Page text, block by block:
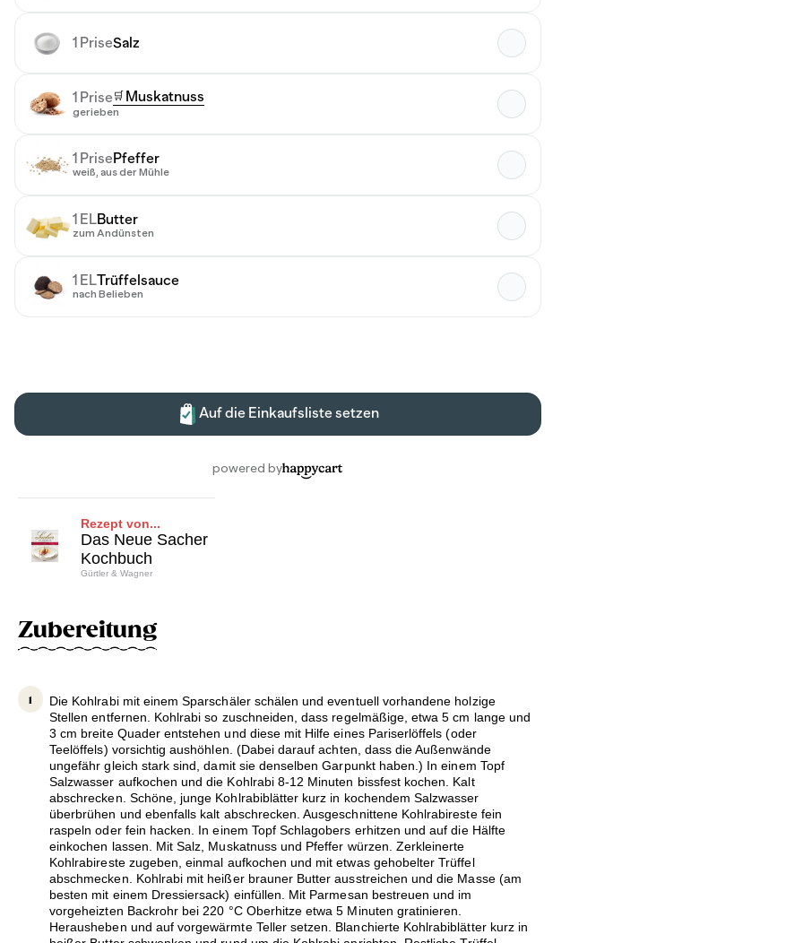
Rezept von...
Das Neue Sacher
Kochbuch
Gürtler & Wagner
Zubereitung
Die Kohlrabi mit einem Sparschäler schälen und eventuell vorhandene holzige
Stellen entfernen. Kohlrabi so zuschneiden, dass regelmäßige, etwa 5 cm lange und
3 cm breite Quader entstehen und diese mit Hilfe eines Pariserlöffels (oder
Teelöffels) vorsichtig aushöhlen. (Dabei darauf achten, dass die Außenwände
ungefähr gleich stark sind, damit sie denselben Garpunkt haben.) In einem Topf
Salzwasser aufkochen und die Kohlrabi 8-12 Minuten bissfest kochen. Kalt
abschrecken. Schöne, junge Kohlrabiblätter kurz in kochendem Salzwasser
überbrühen und ebenfalls kalt abschrecken. Ausgeschnittene Kohlrabireste fein
raspeln oder fein hacken. In einem Topf Schlagobers erhitzen und auf die Hälfte
einkochen lassen. Mit Salz, Muskatnuss und Pfeffer würzen. Zerkleinerte
Kohlrabireste zugeben, einmal aufkochen und mit etwas gehobelter Trüffel
abschmecken. Kohlrabi mit heißer brauner Butter ausstreichen und die Masse (am
besten mit einem Dressiersack) einfüllen. Mit Parmesan bestreuen und im
vorgeheizten Backrohr bei 220 °C Oberhitze etwa 5 Minuten gratinieren.
Herausheben und auf vorgewärmte Teller setzen. Blanchierte Kohlrabiblätter kurz in